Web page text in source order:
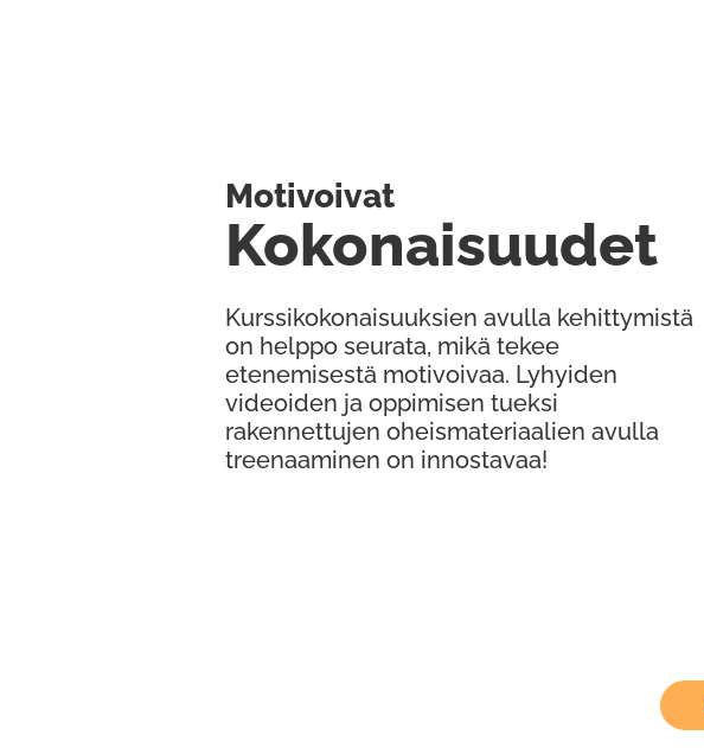
Kurssikokonaisuuksien avulla kehittymistä
on helppo seurata, mikä tekee
etenemisestä motivoivaa. Lyhyiden
videoiden ja oppimisen tueksi
rakennettujen oheismateriaalien avulla
treenaaminen on innostavaa!
Kokonaisuudet
Motivoivat